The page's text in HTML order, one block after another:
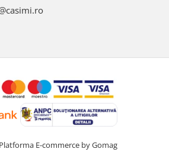
Platforma E-commerce by Gomag